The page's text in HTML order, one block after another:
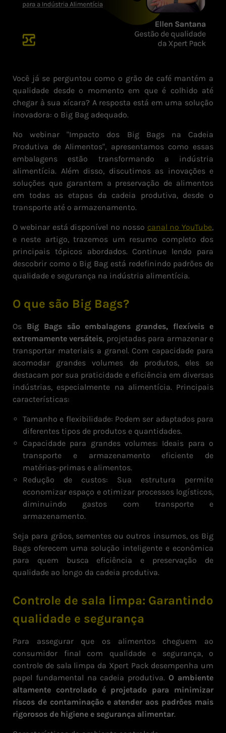
Você já se perguntou como o grão de café mantém a
qualidade desde o momento em que é colhido até
chegar à sua xícara? A resposta está em uma solução
inovadora: o Big Bag adequado.
No webinar "Impacto dos Big Bags na Cadeia
Produtiva de Alimentos", apresentamos como essas
embalagens estão transformando a indústria
alimentícia. Além disso, discutimos as inovações e
soluções que garantem a preservação de alimentos
em todas as etapas da cadeia produtiva, desde o
transporte até o armazenamento.
O webinar está disponível no nosso canal no YouTube,
e neste artigo, trazemos um resumo completo dos
principais tópicos abordados. Continue lendo para
descobrir como o Big Bag está redefinindo padrões de
qualidade e segurança na indústria alimentícia.
O que são Big Bags?
Os Big Bags são embalagens grandes, flexíveis e
extremamente versáteis, projetadas para armazenar e
transportar materiais a granel. Com capacidade para
acomodar grandes volumes de produtos, eles se
destacam por sua praticidade e eficiência em diversas
indústrias, especialmente na alimentícia. Principais
características:
Tamanho e flexibilidade: Podem ser adaptados para
diferentes tipos de produtos e quantidades.
Capacidade para grandes volumes: Ideais para o
transporte e armazenamento eficiente de
matérias-primas e alimentos.
Redução de custos: Sua estrutura permite
economizar espaço e otimizar processos logísticos,
diminuindo gastos com transporte e
armazenamento.
Seja para grãos, sementes ou outros insumos, os Big
Bags oferecem uma solução inteligente e econômica
para quem busca eficiência e preservação de
qualidade ao longo da cadeia produtiva.
Controle de sala limpa: Garantindo
qualidade e segurança
Para assegurar que os alimentos cheguem ao
consumidor final com qualidade e segurança, o
controle de sala limpa da Xpert Pack desempenha um
papel fundamental na cadeia produtiva. O ambiente
altamente controlado é projetado para minimizar
riscos de contaminação e atender aos padrões mais
rigorosos de higiene e segurança alimentar.